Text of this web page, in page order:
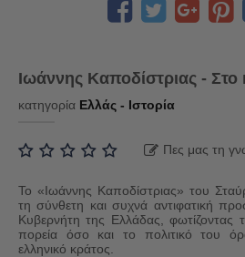
Ιωάννης Καποδίστριας -
κατηγορία Ελλάς - Ιστορία
Πες μας τη
Το «Ιωάννης Καποδίστριας» του
τη σύνθετη και συχνά αντιφατική
Κυβερνήτη της Ελλάδας, φωτίζοντας
πορεία όσο και το πολιτικό του
ελληνικό κράτος.